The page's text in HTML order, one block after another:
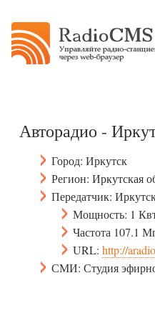
Авторадио -
Город: Иркутск
Регион: Иркутская
Передатчик:
Мощность: 1
Частота 107.1
URL: http://
СМИ: Студия